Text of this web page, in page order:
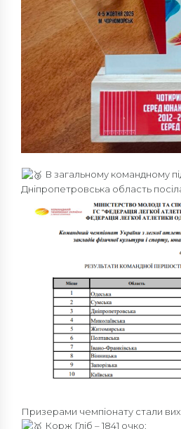
В загальному командному
Дніпропетровська область
Призерами чемпіонату стали
Корж Гліб – 1841 очко: